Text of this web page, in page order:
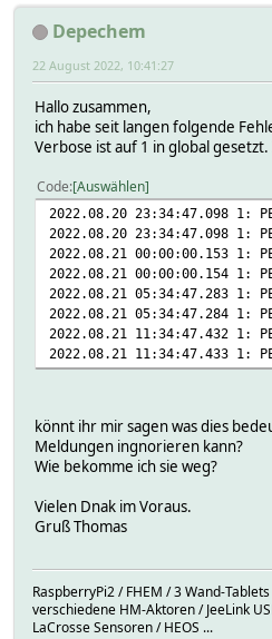
Depechem
22 August 2022, 10:41:27
Hallo zusammen,
ich habe seit langen folgende
Verbose ist auf 1 in global
Code Auswählen
2022.08.20 23:34:47.098 1:
2022.08.20 23:34:47.098 1:
2022.08.21 00:00:00.153 1:
2022.08.21 00:00:00.154 1:
2022.08.21 05:34:47.283 1:
2022.08.21 05:34:47.284 1:
2022.08.21 11:34:47.432 1:
2022.08.21 11:34:47.433 1:
könnt ihr mir sagen was dies
Meldungen ingnorieren kann?
Wie bekomme ich sie weg?
Vielen Dnak im Voraus.
Gruß Thomas
RaspberryPi2 / FHEM / 3 Wand-
verschiedene HM-Aktoren / JeeLink
LaCrosse Sensoren / HEOS ...